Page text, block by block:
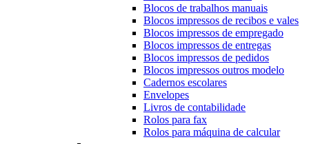
Blocos de trabalhos manuais
Blocos impressos de recibos e vales
Blocos impressos de empregado
Blocos impressos de entregas
Blocos impressos de pedidos
Blocos impressos outros modelo
Cadernos escolares
Envelopes
Livros de contabilidade
Rolos para fax
Rolos para máquina de calcular